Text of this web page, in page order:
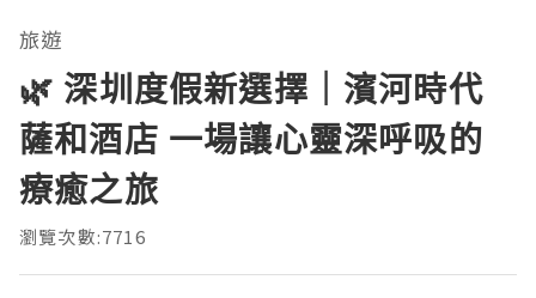
旅遊
🌿 深圳度假新選擇｜濱河時代
薩和酒店 一場讓心靈深呼吸的
療癒之旅
瀏覽次數:7716